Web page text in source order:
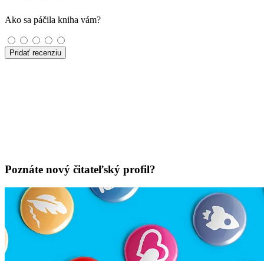
Ako sa páčila kniha vám?
Pridať recenziu
Poznáte nový čitateľský profil?